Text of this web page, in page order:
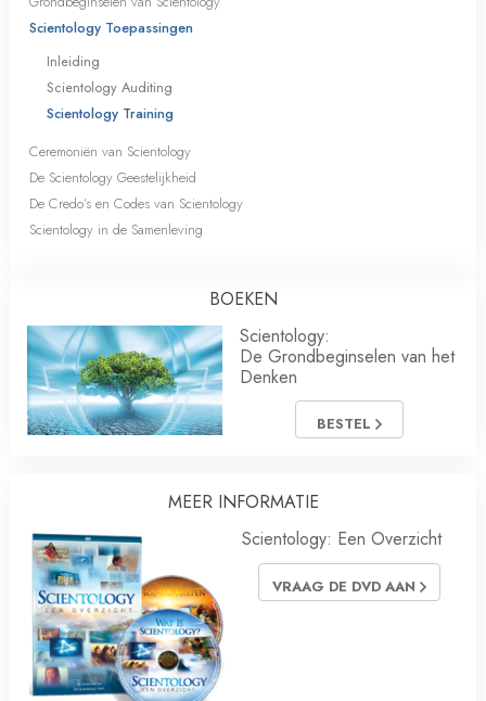
Scientology Toepassingen
Inleiding
Scientology Auditing
Scientology Training
Ceremoniën van Scientology
De Scientology Geestelijkheid
De Credo’s en Codes van Scientology
Scientology in de Samenleving
BOEKEN
Scientology:
De Grondbeginselen van het
Denken
BESTEL
MEER INFORMATIE
Scientology: Een Overzicht
VRAAG DE DVD AAN